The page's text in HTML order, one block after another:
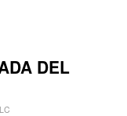
DEL